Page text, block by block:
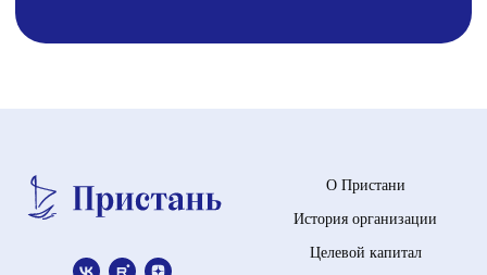
О Пристани
История организации
Целевой капитал